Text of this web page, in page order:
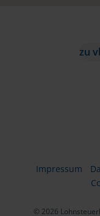
zu
Impressum
© 2026